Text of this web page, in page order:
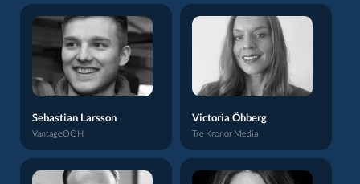
Sebastian Larsson
VantageOOH
Victoria Öhberg
Tre Kronor Media